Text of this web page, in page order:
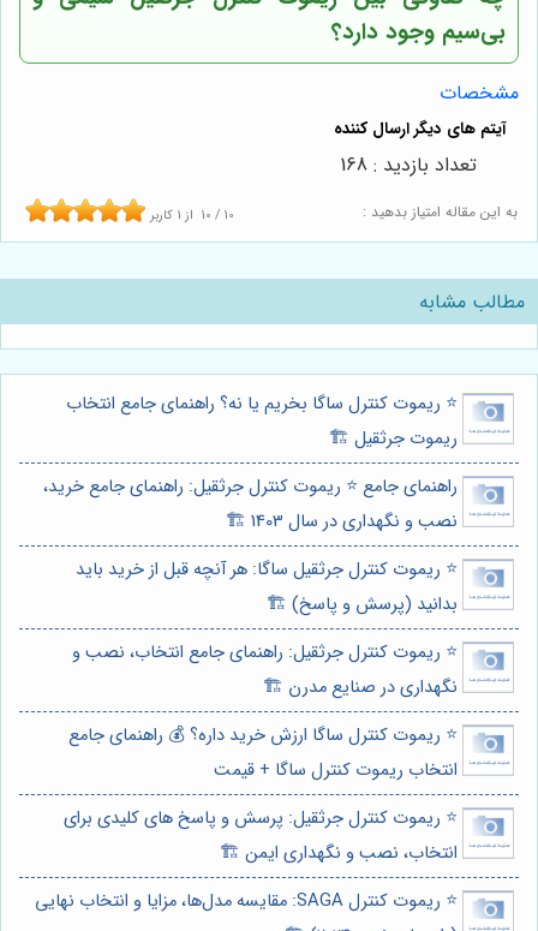
بی‌سیم وجود دارد؟
مشخصات
به این مقاله امتیاز بدهید : 10 / 10 از 1 کاربر
تعداد بازدید : 168
مطالب مشابه
⭐️ ریموت کنترل ساگا بخریم یا نه؟ راهنمای جامع انتخاب
ریموت جرثقیل 🏗️
راهنمای جامع ⭐️ ریموت کنترل جرثقیل: راهنمای جامع خرید،
نصب و نگهداری در سال 1403 🏗️
⭐️ ریموت کنترل جرثقیل ساگا: هر آنچه قبل از خرید باید
بدانید (پرسش و پاسخ) 🏗️
⭐️ ریموت کنترل جرثقیل: راهنمای جامع انتخاب، نصب و
نگهداری در صنایع مدرن 🏗️
⭐️ ریموت کنترل ساگا ارزش خرید داره؟ 💰 راهنمای جامع
انتخاب ریموت کنترل ساگا + قیمت
⭐️ ریموت کنترل جرثقیل: پرسش و پاسخ های کلیدی برای
انتخاب، نصب و نگهداری ایمن 🏗️
⭐️ ریموت کنترل SAGA: مقایسه مدل‌ها، مزایا و انتخاب نهایی